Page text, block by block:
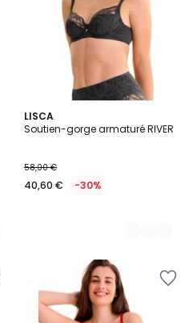
LISCA
Soutien-gorge armaturé RIVER
58,00 €
40,60 € -30%
2
Couleurs